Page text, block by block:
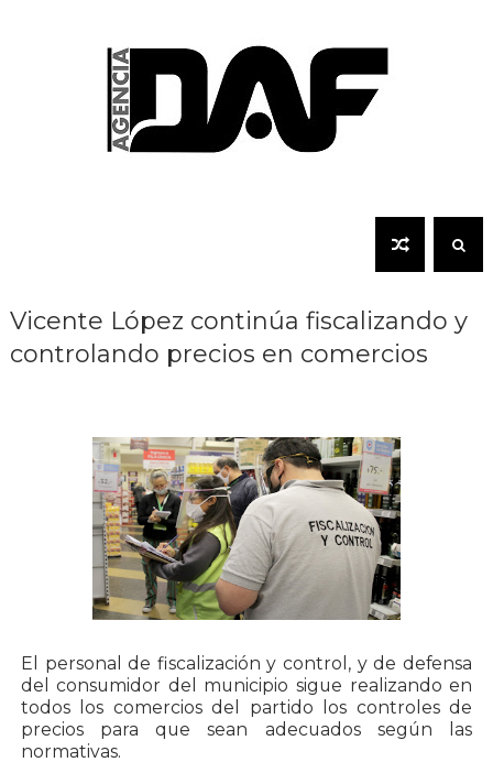
Vicente López continúa fiscalizando y
controlando precios en comercios
El personal de fiscalización y control, y de defensa
del consumidor del municipio sigue realizando en
todos los comercios del partido los controles de
precios para que sean adecuados según las
normativas.